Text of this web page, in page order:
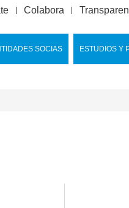
SOCIAS ESTUDIOS Y
Colabora